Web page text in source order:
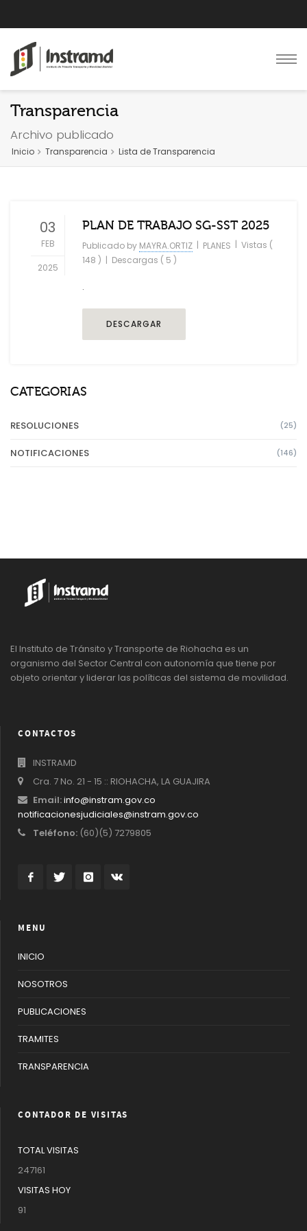
Transparencia
Archivo publicado
Inicio Transparencia Lista de Transparencia
03
FEB
2025
PLAN DE TRABAJO SG-SST 2025
Publicado by MAYRA.ORTIZ | PLANES | Vistas (
148 ) | Descargas ( 5 )
.
DESCARGAR
CATEGORIAS
(25)
RESOLUCIONES
(146)
NOTIFICACIONES
El Instituto de Tránsito y Transporte de Riohacha es un
organismo del Sector Central con autonomía que tiene por
objeto orientar y liderar las políticas del sistema de movilidad.
CONTACTOS
INSTRAMD
Cra. 7 No. 21 - 15 :: RIOHACHA, LA GUAJIRA
Email:info@instram.gov.co
notificacionesjudiciales@instram.gov.co
Teléfono: (60)(5) 7279805
MENU
INICIO
NOSOTROS
PUBLICACIONES
TRAMITES
TRANSPARENCIA
CONTADOR DE VISITAS
TOTAL VISITAS
247161
VISITAS HOY
91